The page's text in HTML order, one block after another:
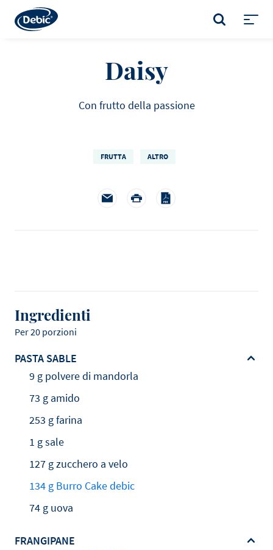
main
CERCA
Daisy
Con frutto della passione
FRUTTA ALTRO
Ingredienti
Per 20 porzioni
PASTA SABLE
9 g polvere di mandorla
73 g amido
253 g farina
1 g sale
127 g zucchero a velo
134 g Burro Cake debic
74 g uova
FRANGIPANE